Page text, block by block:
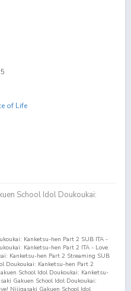
of Life
School Idol Doukoukai:
Kanketsu-hen Part 2 SUB ITA -
Kanketsu-hen Part 2 ITA - Love
Kanketsu-hen Part 2 Streaming SUB
Doukoukai: Kanketsu-hen Part 2
School Idol Doukoukai: Kanketsu-
Gakuen School Idol Doukoukai: